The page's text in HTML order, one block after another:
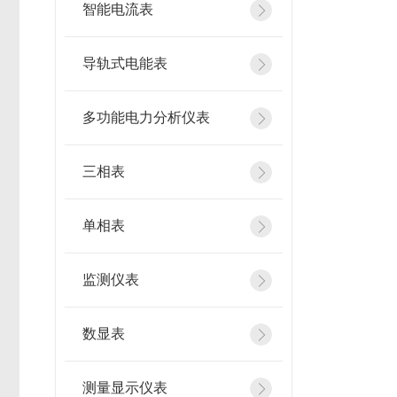
智能电流表
导轨式电能表
多功能电力分析仪表
三相表
单相表
监测仪表
数显表
测量显示仪表